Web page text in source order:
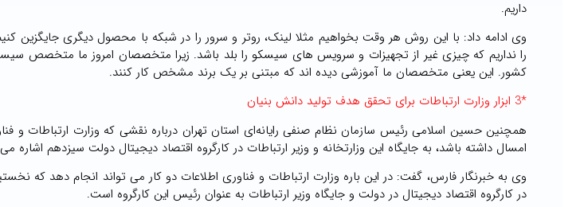
داریم.
وی ادامه داد: با این روش هر وقت بخواهیم مثلا لینک، روتر و سرور را در شبکه با محصول دیگری جایگزین
را نداریم که چیزی غیر از تجهیزات و سرویس های سیسکو را بلد باشد. زیرا متخصصان امروز ما متخصص
کشور. این یعنی متخصصان ما آموزشی دیده‌ اند که مبتنی بر یک برند مشخص کار کنند.
*3 ابزار وزارت ارتباطات برای تحقق هدف تولید دانش بنیان
همچنین حسین اسلامی رئیس سازمان نظام صنفی رایانه‌ای استان تهران درباره نقشی که وزارت ارتباطات و
امسال داشته باشد،‌ به جایگاه این وزارتخانه و وزیر ارتباطات در کارگروه اقتصاد دیجیتال دولت سیزدهم اشاره
وی به خبرنگار فارس، گفت: در این باره وزارت ارتباطات و فناوری اطلاعات دو کار می تواند انجام دهد که
در کارگروه اقتصاد دیجیتال در دولت و جایگاه وزیر ارتباطات به عنوان رئیس این کارگروه است.